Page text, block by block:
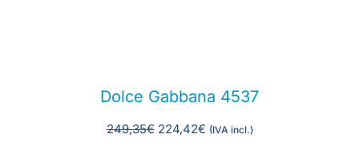
Dolce Gabbana 4537
249,35€ 224,42€ (IVA incl.)